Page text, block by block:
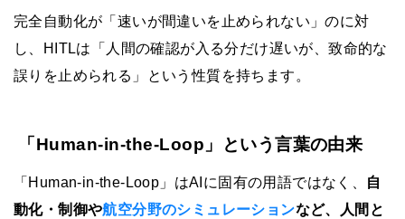
完全自動化が「速いが間違いを止められない」のに対
し、HITLは「人間の確認が入る分だけ遅いが、致命的な
誤りを止められる」という性質を持ちます。
「Human-in-the-Loop」という言葉の由来
「Human-in-the-Loop」はAIに固有の用語ではなく、
自
動化・制御や航空分野のシミュレーションなど、人間と